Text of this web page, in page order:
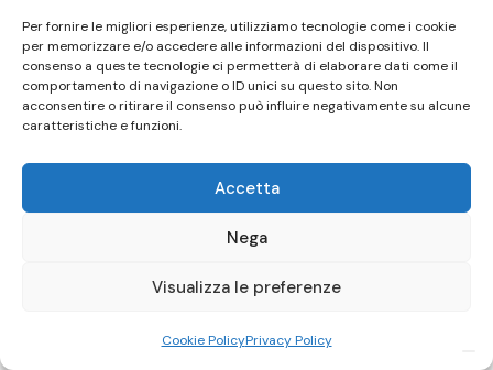
Per fornire le migliori esperienze, utilizziamo tecnologie come i cookie
per memorizzare e/o accedere alle informazioni del dispositivo. Il
consenso a queste tecnologie ci permetterà di elaborare dati come il
comportamento di navigazione o ID unici su questo sito. Non
acconsentire o ritirare il consenso può influire negativamente su alcune
caratteristiche e funzioni.
Accetta
Nega
Visualizza le preferenze
Cookie PolicyPrivacy Policy
Lappano e Giovanni Zappalorto
DESCRIZIONE DEL CONTENUTO Alessandra De
Pascalis interpreta 5 personaggi che parlano dello
stesso argomento: l’atteggiamento degli uomini di
donna nervosa e frustrata, stile professoressa di
inglese anni ‘80. Jessica: Romana di borgata,
frequenta la palestra e trova avventure molto
Ludmila: Russa. È in Italia per cercare l’amore ma si
da staccare dalla madre. Teresa: anziana umbra